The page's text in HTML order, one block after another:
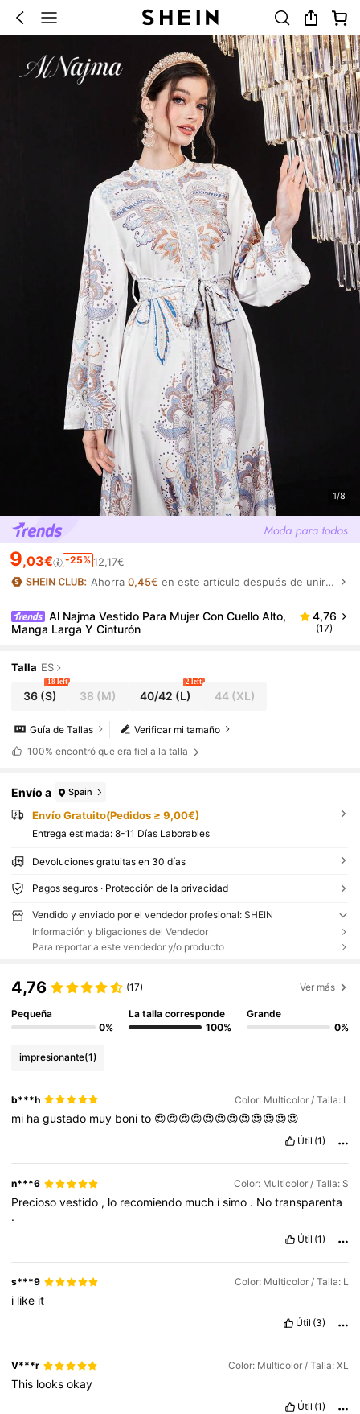
1/8
9,03€ -25% 12,17€
Ahorra0,45€ en este artículo después de unirte.
Al Najma Vestido Para Mujer Con Cuello Alto,
Manga Larga Y Cinturón
4,76
(17)
Talla ES
36(S)
18 left
38 (M) 40/42 (L)
2 left
44(XL)
Verificar mi tamaño
Guía de Tallas
100% encontró que era fiel a la talla
Envío a Spain
Envío Gratuito(Pedidos ≥ 9,00€)
Entrega estimada: 8-11 Días Laborables
Devoluciones gratuitas en 30 días
Pagos seguros · Protección de la privacidad
Vendido y enviado por el vendedor profesional: SHEIN
Información y bligaciones del Vendedor
Para reportar a este vendedor y/o producto
4,76 (17) Ver más
Pequeña
0%
La talla corresponde
100%
Grande
0%
impresionante(1)
b***h Color: Multicolor / Talla: L
mi hagustado muy bonito 😍😍😍😍😍😍😍😍😍😍😍😍
Útil (1)
n***6 Color: Multicolor / Talla: S
Preciosovestido , lo recomiendo much ísimo . Notransparenta
.
Útil (1)
s***9 Color: Multicolor / Talla: L
i like it
Útil (3)
V***r Color: Multicolor / Talla: XL
This looksokay
Útil (1)